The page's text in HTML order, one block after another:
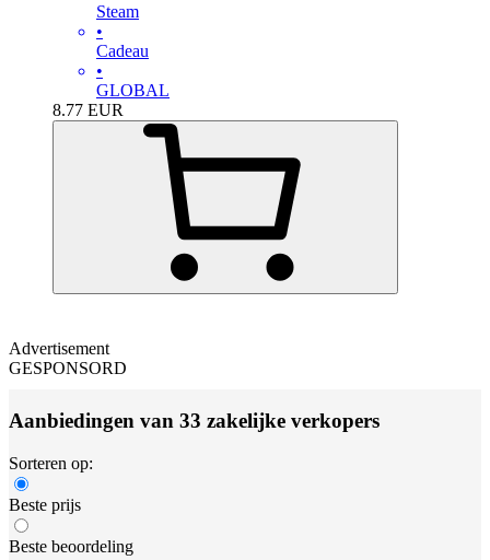
Steam
•
Cadeau
•
GLOBAL
8.77 EUR
Advertisement
GESPONSORD
Aanbiedingen van 33 zakelijke verkopers
Sorteren op:
Beste prijs
Beste beoordeling